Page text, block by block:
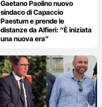
Gaetano Paolino nuovo
sindaco di Capaccio
Paestum e prende le
distanze da Alfieri: “È iniziata
una nuova era”